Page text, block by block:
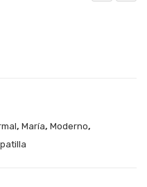
, María, Moderno,